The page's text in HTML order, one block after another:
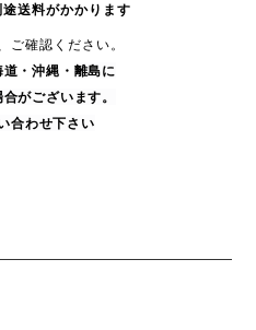
送料がかかります
ご確認ください。
・沖縄・ 離島に
がございます。
合わせ下さい